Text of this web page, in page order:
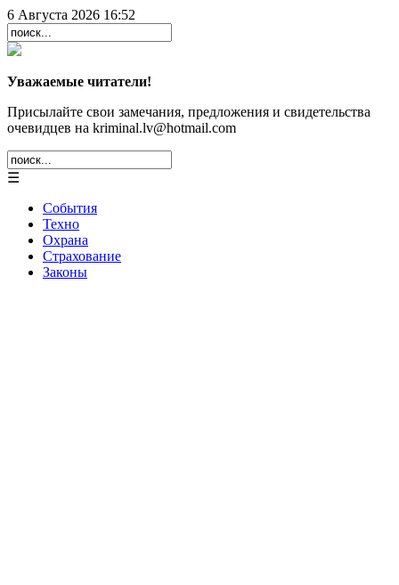
6 Августа 2026 16:52
Уважаемые читатели!
Присылайте свои замечания, предложения и свидетельства
очевидцев на kriminal.lv@hotmail.com
☰
События
Техно
Охрана
Страхование
Законы